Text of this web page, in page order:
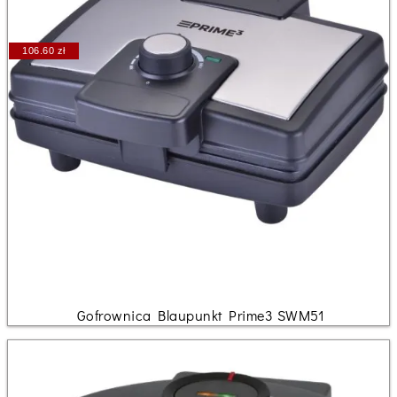
106.60 zł
Gofrownica Blaupunkt Prime3 SWM51